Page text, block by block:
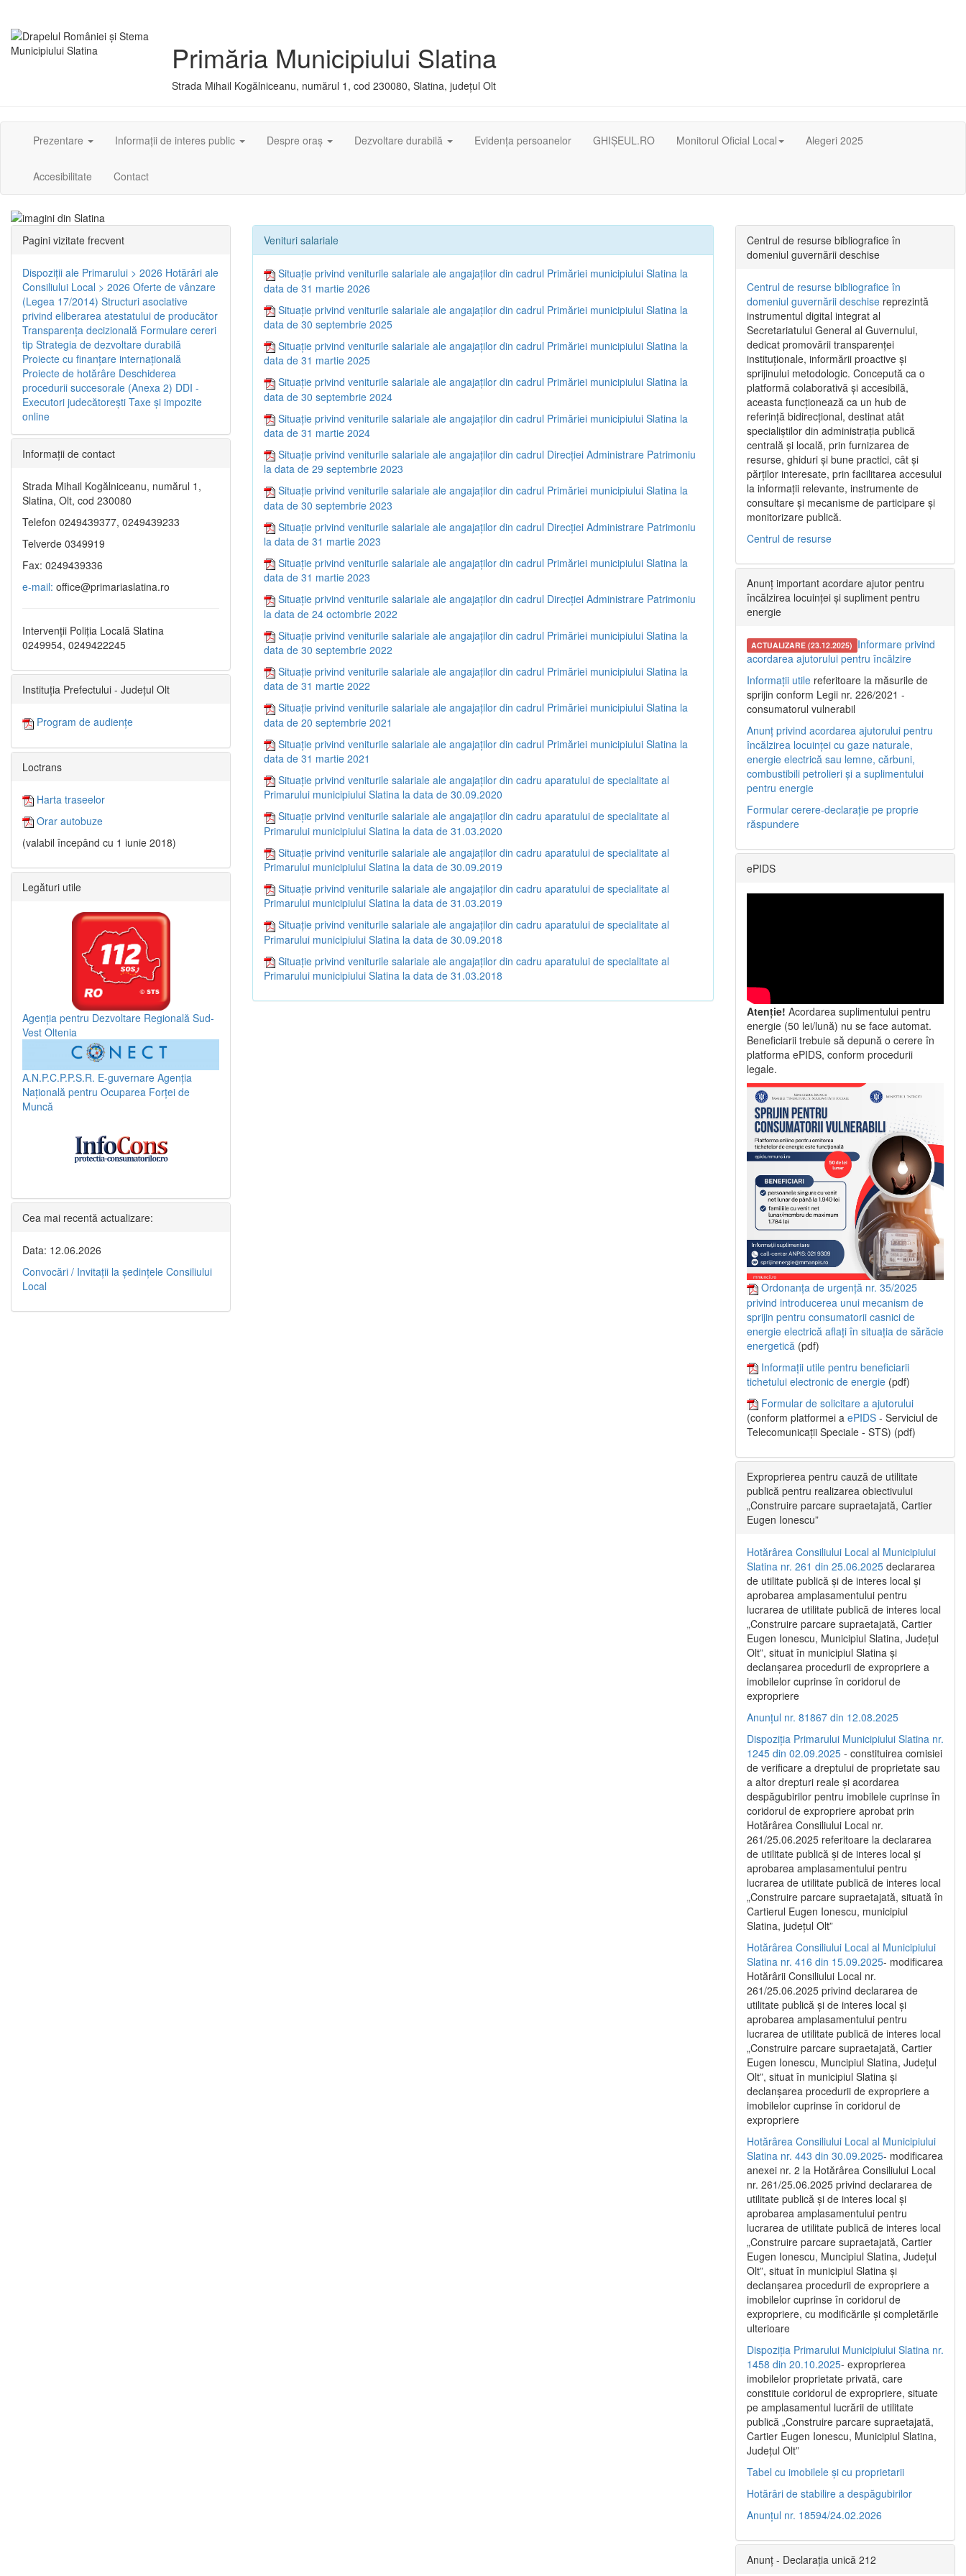
Primăria Municipiului Slatina
Strada Mihail Kogălniceanu, numărul 1, cod 230080, Slatina, județul Olt
Prezentare Informații de interes public Despre oraș Dezvoltare durabilă Evidența persoanelor GHIȘEUL.RO Monitorul Oficial Local Alegeri 2025
Accesibilitate Contact
Venituri salariale
Situație privind veniturile salariale ale angajaților din cadrul Primăriei municipiului Slatina la
data de 31 martie 2026
Situație privind veniturile salariale ale angajaților din cadrul Primăriei municipiului Slatina la
data de 30 septembrie 2025
Situație privind veniturile salariale ale angajaților din cadrul Primăriei municipiului Slatina la
data de 31 martie 2025
Situație privind veniturile salariale ale angajaților din cadrul Primăriei municipiului Slatina la
data de 30 septembrie 2024
Situație privind veniturile salariale ale angajaților din cadrul Primăriei municipiului Slatina la
data de 31 martie 2024
Situație privind veniturile salariale ale angajaților din cadrul Direcției Administrare Patrimoniu
la data de 29 septembrie 2023
Situație privind veniturile salariale ale angajaților din cadrul Primăriei municipiului Slatina la
data de 30 septembrie 2023
Situație privind veniturile salariale ale angajaților din cadrul Direcției Administrare Patrimoniu
la data de 31 martie 2023
Situație privind veniturile salariale ale angajaților din cadrul Primăriei municipiului Slatina la
data de 31 martie 2023
Situație privind veniturile salariale ale angajaților din cadrul Direcției Administrare Patrimoniu
la data de 24 octombrie 2022
Situație privind veniturile salariale ale angajaților din cadrul Primăriei municipiului Slatina la
data de 30 septembrie 2022
Situație privind veniturile salariale ale angajaților din cadrul Primăriei municipiului Slatina la
data de 31 martie 2022
Situație privind veniturile salariale ale angajaților din cadrul Primăriei municipiului Slatina la
data de 20 septembrie 2021
Situație privind veniturile salariale ale angajaților din cadrul Primăriei municipiului Slatina la
data de 31 martie 2021
Situație privind veniturile salariale ale angajaților din cadru aparatului de specialitate al
Primarului municipiului Slatina la data de 30.09.2020
Situație privind veniturile salariale ale angajaților din cadru aparatului de specialitate al
Primarului municipiului Slatina la data de 31.03.2020
Situație privind veniturile salariale ale angajaților din cadru aparatului de specialitate al
Primarului municipiului Slatina la data de 30.09.2019
Situație privind veniturile salariale ale angajaților din cadru aparatului de specialitate al
Primarului municipiului Slatina la data de 31.03.2019
Situație privind veniturile salariale ale angajaților din cadru aparatului de specialitate al
Primarului municipiului Slatina la data de 30.09.2018
Situație privind veniturile salariale ale angajaților din cadru aparatului de specialitate al
Primarului municipiului Slatina la data de 31.03.2018
Pagini vizitate frecvent
Dispoziţii ale Primarului > 2026 Hotărâri ale
Consiliului Local > 2026 Oferte de vânzare
(Legea 17/2014) Structuri asociative
privind eliberarea atestatului de producător
Transparenţa decizională Formulare cereri
tip Strategia de dezvoltare durabilă
Proiecte cu finanţare internaţională
Proiecte de hotărâre Deschiderea
procedurii succesorale (Anexa 2) DDI -
Executori judecătorești Taxe şi impozite
online
Informaţii de contact
Strada Mihail Kogălniceanu, numărul 1,
Slatina, Olt, cod 230080
Telefon 0249439377, 0249439233
Telverde 0349919
Fax: 0249439336
e-mail: office@primariaslatina.ro
Intervenții Poliția Locală Slatina
0249954, 0249422245
Instituția Prefectului - Județul Olt
Program de audiențe
Loctrans
Harta traseelor
Orar autobuze
(valabil începând cu 1 iunie 2018)
Legături utile
Agenția pentru Dezvoltare Regională Sud-
Vest Oltenia
A.N.P.C.P.P.S.R. E-guvernare Agenția
Națională pentru Ocuparea Forței de
Muncă
Cea mai recentă actualizare:
Data: 12.06.2026
Convocări / Invitaţii la şedinţele Consiliului
Local
Centrul de resurse bibliografice în
domeniul guvernării deschise
Centrul de resurse bibliografice în
domeniul guvernării deschise reprezintă
instrumentul digital integrat al
Secretariatului General al Guvernului,
dedicat promovării transparenței
instituționale, informării proactive și
sprijinului metodologic. Concepută ca o
platformă colaborativă și accesibilă,
aceasta funcționează ca un hub de
referință bidirecțional, destinat atât
specialiștilor din administrația publică
centrală și locală, prin furnizarea de
resurse, ghiduri și bune practici, cât și
părților interesate, prin facilitarea accesului
la informații relevante, instrumente de
consultare și mecanisme de participare și
monitorizare publică.
Centrul de resurse
Anunț important acordare ajutor pentru
încălzirea locuinței și supliment pentru
energie
ACTUALIZARE (23.12.2025) Informare privind
acordarea ajutorului pentru încălzire
Informații utile referitoare la măsurile de
sprijin conform Legii nr. 226/2021 -
consumatorul vulnerabil
Anunț privind acordarea ajutorului pentru
încălzirea locuinței cu gaze naturale,
energie electrică sau lemne, cărbuni,
combustibili petrolieri și a suplimentului
pentru energie
Formular cerere-declarație pe proprie
răspundere
ePIDS
Atenție! Acordarea suplimentului pentru
energie (50 lei/lună) nu se face automat.
Beneficiarii trebuie să depună o cerere în
platforma ePIDS, conform procedurii
legale.
Ordonanța de urgență nr. 35/2025
privind introducerea unui mecanism de
sprijin pentru consumatorii casnici de
energie electrică aflați în situația de sărăcie
energetică (pdf)
Informații utile pentru beneficiarii
tichetului electronic de energie (pdf)
Formular de solicitare a ajutorului
(conform platformei a ePIDS - Serviciul de
Telecomunicații Speciale - STS) (pdf)
Exproprierea pentru cauză de utilitate
publică pentru realizarea obiectivului
„Construire parcare supraetajată, Cartier
Eugen Ionescu”
Hotărârea Consiliului Local al Municipiului
Slatina nr. 261 din 25.06.2025 declararea
de utilitate publică și de interes local și
aprobarea amplasamentului pentru
lucrarea de utilitate publică de interes local
„Construire parcare supraetajată, Cartier
Eugen Ionescu, Municipiul Slatina, Județul
Olt”, situat în municipiul Slatina și
declanșarea procedurii de expropriere a
imobilelor cuprinse în coridorul de
expropriere
Anunțul nr. 81867 din 12.08.2025
Dispoziția Primarului Municipiului Slatina nr.
1245 din 02.09.2025 - constituirea comisiei
de verificare a dreptului de proprietate sau
a altor drepturi reale și acordarea
despăgubirilor pentru imobilele cuprinse în
coridorul de expropriere aprobat prin
Hotărârea Consiliului Local nr.
261/25.06.2025 referitoare la declararea
de utilitate publică și de interes local și
aprobarea amplasamentului pentru
lucrarea de utilitate publică de interes local
„Construire parcare supraetajată, situată în
Cartierul Eugen Ionescu, municipiul
Slatina, județul Olt”
Hotărârea Consiliului Local al Municipiului
Slatina nr. 416 din 15.09.2025- modificarea
Hotărârii Consiliului Local nr.
261/25.06.2025 privind declararea de
utilitate publică și de interes local și
aprobarea amplasamentului pentru
lucrarea de utilitate publică de interes local
„Construire parcare supraetajată, Cartier
Eugen Ionescu, Muncipiul Slatina, Județul
Olt”, situat în municipiul Slatina și
declanșarea procedurii de expropriere a
imobilelor cuprinse în coridorul de
expropriere
Hotărârea Consiliului Local al Municipiului
Slatina nr. 443 din 30.09.2025- modificarea
anexei nr. 2 la Hotărârea Consiliului Local
nr. 261/25.06.2025 privind declararea de
utilitate publică şi de interes local şi
aprobarea amplasamentului pentru
lucrarea de utilitate publică de interes local
„Construire parcare supraetajată, Cartier
Eugen Ionescu, Muncipiul Slatina, Judeţul
Olt”, situat în municipiul Slatina şi
declanşarea procedurii de expropriere a
imobilelor cuprinse în coridorul de
expropriere, cu modificările şi completările
ulterioare
Dispoziția Primarului Municipiului Slatina nr.
1458 din 20.10.2025- exproprierea
imobilelor proprietate privată, care
constituie coridorul de expropriere, situate
pe amplasamentul lucrării de utilitate
publică „Construire parcare supraetajată,
Cartier Eugen Ionescu, Municipiul Slatina,
Județul Olt”
Tabel cu imobilele și cu proprietarii
Hotărâri de stabilire a despăgubirilor
Anunțul nr. 18594/24.02.2026
Anunț - Declarația unică 212